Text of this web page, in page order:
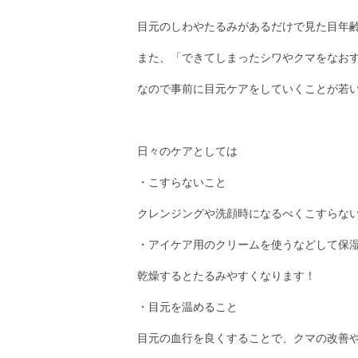
目元のしわやたるみがあるだけで見た目
また、「できてしまったシワやクマをなお
なので事前に目元ケアをしていくことが若
日々のケアとしては
・こすらないこと
クレンジングや洗顔時になるべくこすらな
・アイケア用のクリームを使うなどして保
乾燥するとたるみやすくなります！
・目元を温めること
目元の血行を良くすることで、クマの改善